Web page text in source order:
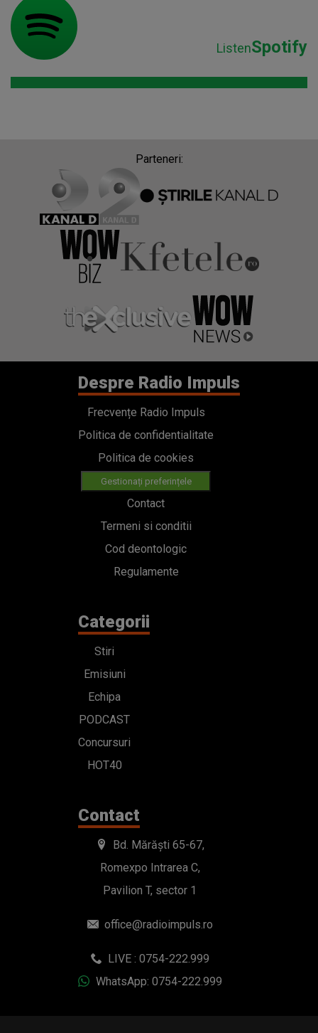
ListenSpotify
Parteneri:
Despre Radio Impuls
Frecvențe Radio Impuls
Politica de confidentialitate
Politica de cookies
Gestionați preferințele
Contact
Termeni si conditii
Cod deontologic
Regulamente
Categorii
Stiri
Emisiuni
Echipa
PODCAST
Concursuri
HOT40
Contact
Bd. Mărăști 65-67,
Romexpo Intrarea C,
Pavilion T, sector 1
office@radioimpuls.ro
LIVE : 0754-222.999
WhatsApp: 0754-222.999